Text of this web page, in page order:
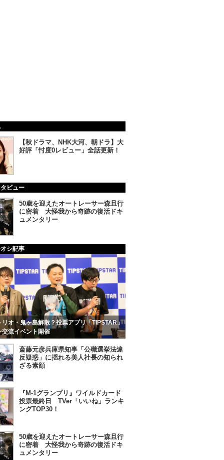
【秋ドラマ、NHK大河、朝ドラ】大
好評「忖度0レビュー」全話更新！
ビュー
50歳を迎えたオートレーサー森且行
に密着 大怪我から奇跡の復活ドキ
ュメンタリー
シ記事
リオ・鬼ヶ島解散？投票アプリ「TIPSTAR」
交流イベント開催
斎藤元彦兵庫県知事「公職選挙法違
反疑惑」に揺れる美人社長の知られ
ざる素顔
『M-1グランプリ』ワイルドカード
投票最終日 TVer「いいね」ランキ
ングTOP30！
50歳を迎えたオートレーサー森且行
に密着 大怪我から奇跡の復活ドキ
ュメンタリー